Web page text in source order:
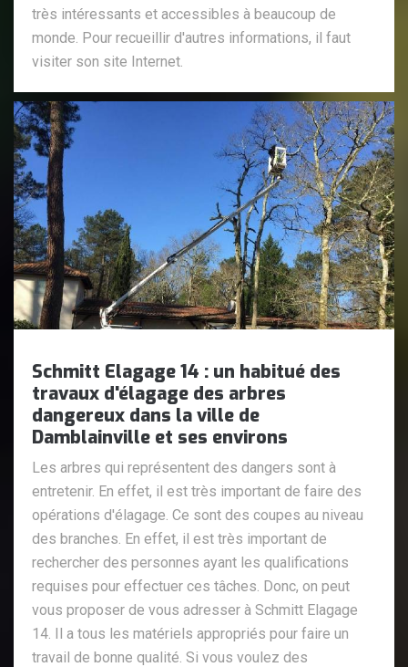
très intéressants et accessibles à beaucoup de
monde. Pour recueillir d'autres informations, il faut
visiter son site Internet.
Schmitt Elagage 14 : un habitué des
travaux d'élagage des arbres
dangereux dans la ville de
Damblainville et ses environs
Les arbres qui représentent des dangers sont à
entretenir. En effet, il est très important de faire des
opérations d'élagage. Ce sont des coupes au niveau
des branches. En effet, il est très important de
rechercher des personnes ayant les qualifications
requises pour effectuer ces tâches. Donc, on peut
vous proposer de vous adresser à Schmitt Elagage
14. Il a tous les matériels appropriés pour faire un
travail de bonne qualité. Si vous voulez des